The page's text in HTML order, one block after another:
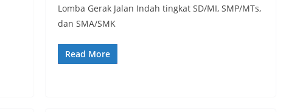
Lomba Gerak Jalan Indah tingkat SD/MI, SMP/MTs,
dan SMA/SMK
Read More